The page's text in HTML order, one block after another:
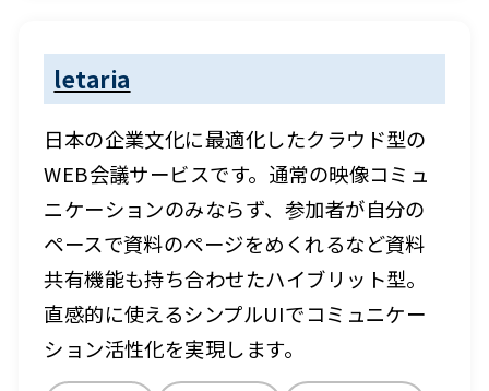
letaria
日本の企業文化に最適化したクラウド型の
WEB会議サービスです。通常の映像コミュ
ニケーションのみならず、参加者が自分の
ペースで資料のページをめくれるなど資料
共有機能も持ち合わせたハイブリット型。
直感的に使えるシンプルUIでコミュニケー
ション活性化を実現します。